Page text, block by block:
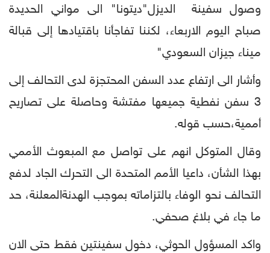
وصول سفينة الديزل"ديتونا" الى مواني الحديدة
صباح اليوم الاربعاء، لكننا تفاجأنا باقتيادها إلى قبالة
ميناء جيزان السعودي"
وأشار الى ارتفاع عدد السفن المحتجزة لدى التحالف إلى
3 سفن نفطية جميعها مفتشة وحاصلة على تصاريح
أممية،حسب قوله.
وقال المتوكل انهم على تواصل مع المبعوث الأممي
بهذا الشأن، داعيا الأمم المتحدة الى التحرك الجاد لدفع
التحالف نحو الوفاء بالتزاماته بموجب الهدنةالمعلنة، حد
ما جاء في بلاغ صحفي.
واكد المسؤول الحوثي، دخول سفينتين فقط حتى الان